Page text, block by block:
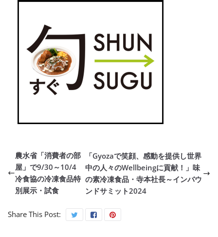
農水省「消費者の部
屋」で9/30～10/4
冷食協の冷凍食品特
別展示・試食
「Gyozaで笑顔、感動を提供し世界
中の人々のWellbeingに貢献！」味
の素冷凍食品・寺本社長～インバウ
ンドサミット2024
Share This Post: